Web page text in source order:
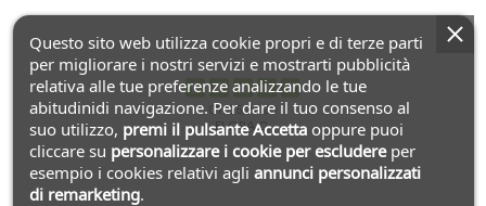
07/05/2020
FLORA C.
Questo sito web utilizza cookie propri e di terze parti
per migliorare i nostri servizi e mostrarti pubblicità
relativa alle tue preferenze analizzando le tue
abitudinidi navigazione. Per dare il tuo consenso al
suo utilizzo, premi il pulsante Accettaoppure puoi
cliccare su personalizzare i cookie per escludereper
esempio i cookies relativi agli annunci personalizzati
di remarketing.